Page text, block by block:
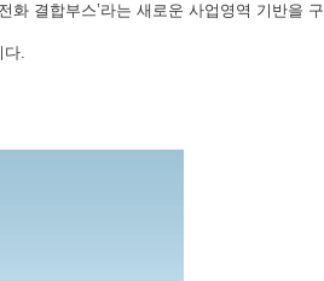
화 결합부스’라는 새로운 사업영역 기반을 구
다.